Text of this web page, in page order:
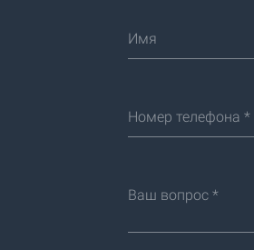
Имя
Номер телефона *
Ваш вопрос *